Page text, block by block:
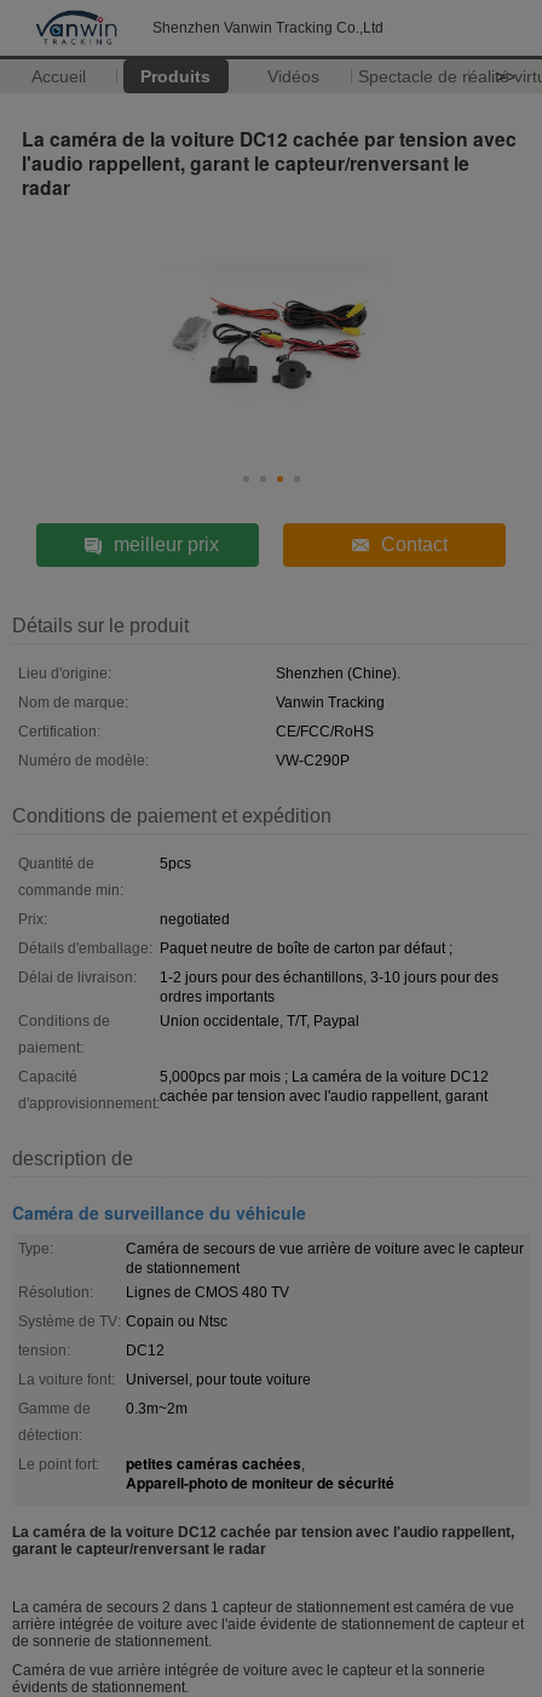
Shenzhen Vanwin Tracking Co.,Ltd
Accueil Produits Vidéos Spectacle de réalité
>>
La caméra de la voiture DC12 cachée par tension avec
l'audio rappellent, garant le capteur/renversant le
radar
meilleur prix Contact
Détails sur le produit
Lieu d'origine:
Shenzhen (Chine).
Nom de marque:
Vanwin Tracking
Certification:
CE/FCC/RoHS
Numéro de modèle:
VW-C290P
Conditions de paiement et expédition
Quantité de
commande min:
5pcs
Prix:
negotiated
Détails d'emballage: Paquet neutre de boîte de carton par défaut ;
Délai de livraison:
1-2 jours pour des échantillons, 3-10 jours pour des
ordres importants
Conditions de
paiement:
Union occidentale, T/T, Paypal
Capacité
d'approvisionnement:
5,000pcs par mois ; La caméra de la voiture DC12
cachée par tension avec l'audio rappellent, garant
description de
Caméra de surveillance du véhicule
Type:
Caméra de secours de vue arrière de voiture avec le capteur
de stationnement
Résolution:
Lignes de CMOS 480 TV
Système de TV: Copain ou Ntsc
tension:
DC12
La voiture font:
Universel, pour toute voiture
Gamme de
détection:
0.3m~2m
Le point fort: petites caméras cachées,
Appareil-photo de moniteur de sécurité
La caméra de la voiture DC12 cachée par tension avec l'audio rappellent,
garant le capteur/renversant le radar
La caméra de secours 2 dans 1 capteur de stationnement est caméra de vue
arrière intégrée de voiture avec l'aide évidente de stationnement de capteur et
de sonnerie de stationnement.
Caméra de vue arrière intégrée de voiture avec le capteur et la sonnerie
évidents de stationnement.